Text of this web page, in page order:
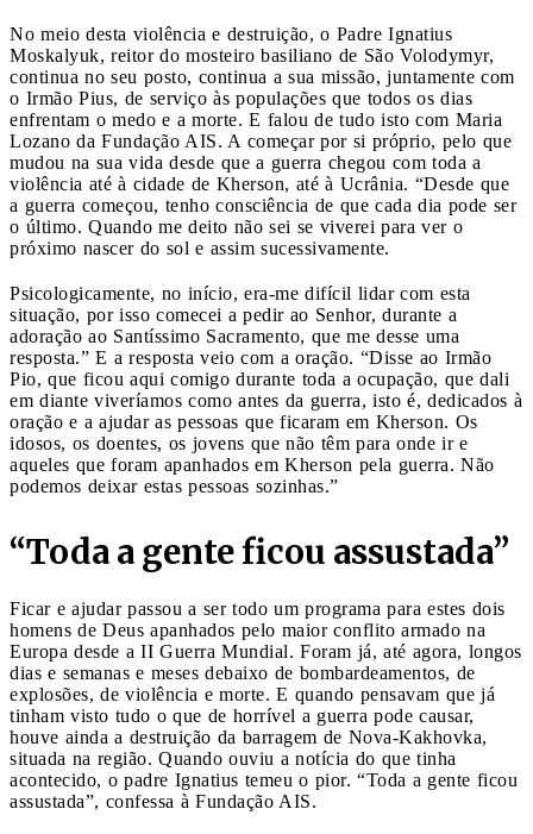
No meio desta violência e destruição, o Padre Ignatius
Moskalyuk, reitor do mosteiro basiliano de São Volodymyr,
continua no seu posto, continua a sua missão, juntamente com
o Irmão Pius, de serviço às populações que todos os dias
enfrentam o medo e a morte. E falou de tudo isto com Maria
Lozano da Fundação AIS. A começar por si próprio, pelo que
mudou na sua vida desde que a guerra chegou com toda a
violência até à cidade de Kherson, até à Ucrânia. “Desde que
a guerra começou, tenho consciência de que cada dia pode ser
o último. Quando me deito não sei se viverei para ver o
próximo nascer do sol e assim sucessivamente.
Psicologicamente, no início, era-me difícil lidar com esta
situação, por isso comecei a pedir ao Senhor, durante a
adoração ao Santíssimo Sacramento, que me desse uma
resposta.” E a resposta veio com a oração. “Disse ao Irmão
Pio, que ficou aqui comigo durante toda a ocupação, que dali
em diante viveríamos como antes da guerra, isto é, dedicados à
oração e a ajudar as pessoas que ficaram em Kherson. Os
idosos, os doentes, os jovens que não têm para onde ir e
aqueles que foram apanhados em Kherson pela guerra. Não
podemos deixar estas pessoas sozinhas.”
“Toda a gente ficou assustada”
Ficar e ajudar passou a ser todo um programa para estes dois
homens de Deus apanhados pelo maior conflito armado na
Europa desde a II Guerra Mundial. Foram já, até agora, longos
dias e semanas e meses debaixo de bombardeamentos, de
explosões, de violência e morte. E quando pensavam que já
tinham visto tudo o que de horrível a guerra pode causar,
houve ainda a destruição da barragem de Nova-Kakhovka,
situada na região. Quando ouviu a notícia do que tinha
acontecido, o padre Ignatius temeu o pior. “Toda a gente ficou
assustada”, confessa à Fundação AIS.